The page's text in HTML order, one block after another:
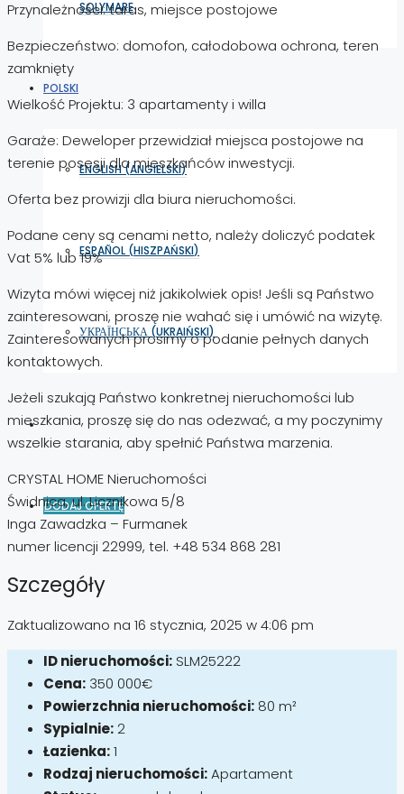
SOLYMARE
POLSKI
ENGLISH(ANGIELSKI)
ESPAÑOL (HISZPAŃSKI)
УКРАЇНСЬКА (UKRAIŃSKI)
DODAJ OFERTĘ
Przynależności: taras, miejsce postojowe
Bezpieczeństwo: domofon, całodobowa ochrona, teren
zamknięty
Wielkość Projektu: 3 apartamenty i willa
Garaże: Deweloper przewidział miejsca postojowe na
terenie posesji dla mieszkańców inwestycji.
Oferta bez prowizji dla biura nieruchomości.
Podane ceny są cenami netto, należy doliczyć podatek
Vat 5% lub 19%
Wizyta mówi więcej niż jakikolwiek opis! Jeśli są Państwo
zainteresowani, proszę nie wahać się i umówić na wizytę.
Zainteresowanych prosimy o podanie pełnych danych
kontaktowych.
Jeżeli szukają Państwo konkretnej nieruchomości lub
mieszkania, proszę się do nas odezwać, a my poczynimy
wszelkie starania, aby spełnić Państwa marzenia.
CRYSTAL HOME Nieruchomości
Świdnica, ul. Licznikowa 5/8
Inga Zawadzka – Furmanek
numer licencji 22999, tel. +48 534 868 281
Szczegóły
Zaktualizowano na 16 stycznia, 2025 w 4:06 pm
ID nieruchomości: SLM25222
Cena: 350 000€
Powierzchnia nieruchomości: 80 m²
Sypialnie: 2
Łazienka:1
Rodzaj nieruchomości:Apartament